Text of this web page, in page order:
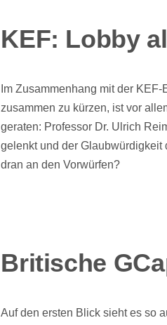
KEF: Lobby
Im Zusammenhang mit der
zusammen zu kürzen, ist vor
geraten: Professor Dr. Ulrich
gelenkt und der Glaubwürdigkeit
dran an den Vorwürfen?
Britische
Auf den ersten Blick sieht es so